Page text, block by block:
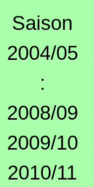
Saison
2004/05
:
2008/09
2009/10
2010/11